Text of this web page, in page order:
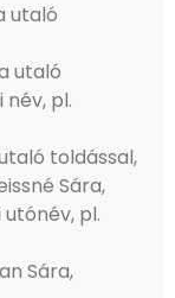
utaló
utaló
pl.
toldással,
Sára,
pl.
Sára,